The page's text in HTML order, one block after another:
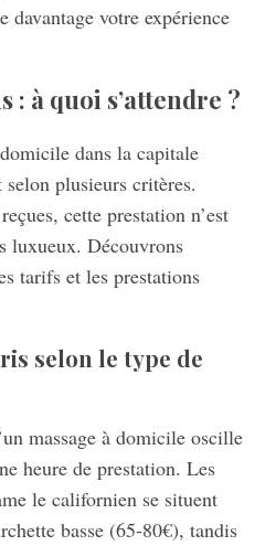
davantage votre expérience
à quoi s’attendre ?
dans la capitale
plusieurs critères.
cette prestation n’est
luxueux. Découvrons
tarifs et les prestations
selon le type de
massage à domicile oscille
heure de prestation. Les
le californien se situent
basse (65-80€), tandis